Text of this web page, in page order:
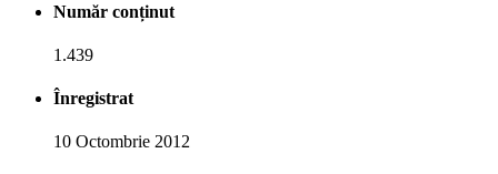
Număr conținut
1.439
Înregistrat
10 Octombrie 2012